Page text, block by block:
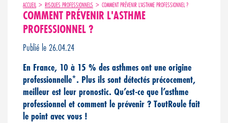
ACCUEIL > RISQUES PROFESSIONNELS > COMMENT PRÉVENIR L'ASTHME PROFESSIONNEL ?
COMMENT PRÉVENIR L'ASTHME
PROFESSIONNEL ?
Publié le 26.04.24
En France, 10 à 15 % des asthmes ont une origine
professionnelle*. Plus ils sont détectés précocement,
meilleur est leur pronostic. Qu’est-ce que l’asthme
professionnel et comment le prévenir ? ToutRoule fait
le point avec vous !